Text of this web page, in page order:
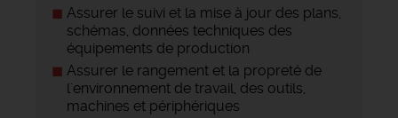
Assurer le suivi et la mise à jour des plans,
schémas, données techniques des
équipements de production
Assurer le rangement et la propreté de
l'environnement de travail, des outils,
machines et périphériques